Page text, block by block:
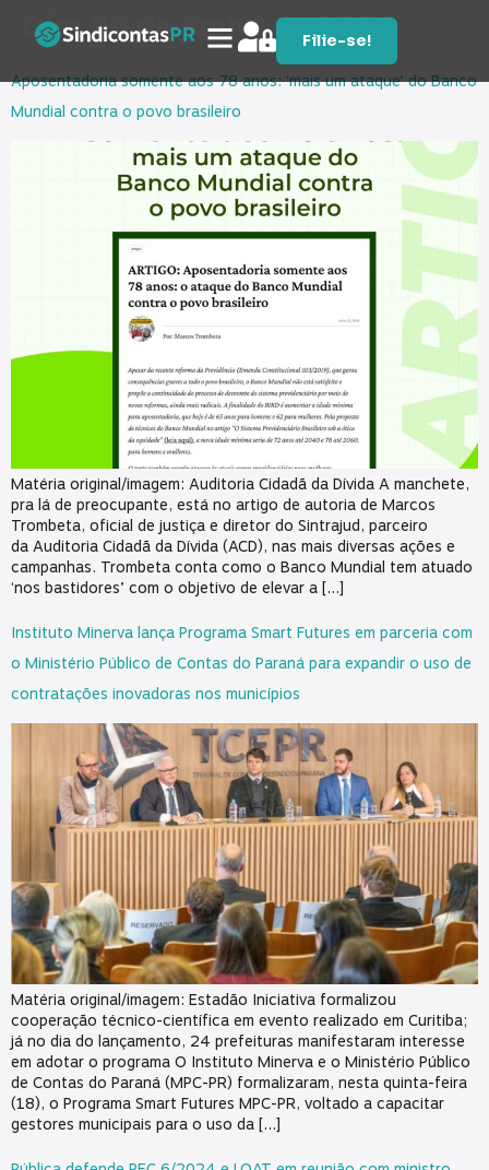
Filie-se!
Dia:26 de junho de 2026
Aposentadoria somente aos 78 anos: ‘mais um ataque’ do Banco
Mundial contra o povo brasileiro
Matéria original/imagem: Auditoria Cidadã da Dívida A manchete,
pra lá de preocupante, está no artigo de autoria de Marcos
Trombeta, oficial de justiça e diretor do Sintrajud, parceiro
da Auditoria Cidadã da Dívida (ACD), nas mais diversas ações e
campanhas. Trombeta conta como o Banco Mundial tem atuado
‘nos bastidores’ com o objetivo de elevar a […]
Instituto Minerva lança Programa Smart Futures em parceria com
o Ministério Público de Contas do Paraná para expandir o uso de
contratações inovadoras nos municípios
Matéria original/imagem: Estadão Iniciativa formalizou
cooperação técnico-científica em evento realizado em Curitiba;
já no dia do lançamento, 24 prefeituras manifestaram interesse
em adotar o programa O Instituto Minerva e o Ministério Público
de Contas do Paraná (MPC-PR) formalizaram, nesta quinta-feira
(18), o Programa Smart Futures MPC-PR, voltado a capacitar
gestores municipais para o uso da […]